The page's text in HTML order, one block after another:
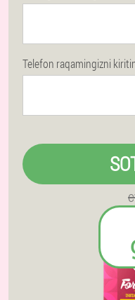
Telefon raqamingizni